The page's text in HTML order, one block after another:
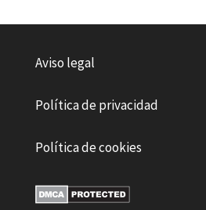
Aviso legal
Política de privacidad
Política de cookies